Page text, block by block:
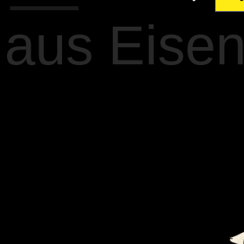
Eisen